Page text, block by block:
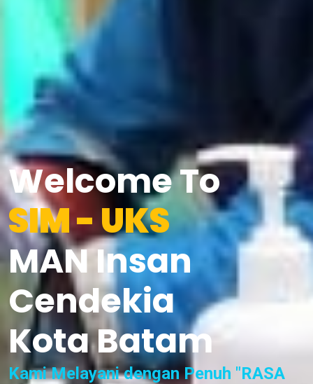
Welcome To
SIM - UKS
MAN Insan
Cendekia
Kota Batam
Kami Melayani dengan Penuh "RASA